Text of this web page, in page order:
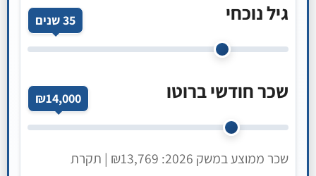
גיל נוכחי 35 שנים
שכר חודשי ברוטו ₪14,000
שכר ממוצע במשק 2026: ₪13,769 | תקרת